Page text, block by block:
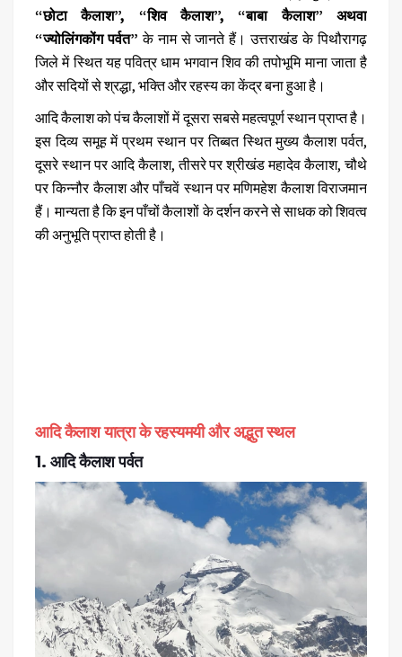
“छोटा कैलाश”, “शिव कैलाश”, “बाबा कैलाश” अथवा
“ज्योलिंगकोंग पर्वत” के नाम से जानते हैं। उत्तराखंड के पिथौरागढ़
जिले में स्थित यह पवित्र धाम भगवान शिव की तपोभूमि माना जाता है
और सदियों से श्रद्धा, भक्ति और रहस्य का केंद्र बना हुआ है।
आदि कैलाश को पंच कैलाशों में दूसरा सबसे महत्वपूर्ण स्थान प्राप्त है।
इस दिव्य समूह में प्रथम स्थान पर तिब्बत स्थित मुख्य कैलाश पर्वत,
दूसरे स्थान पर आदि कैलाश, तीसरे पर श्रीखंड महादेव कैलाश, चौथे
पर किन्नौर कैलाश और पाँचवें स्थान पर मणिमहेश कैलाश विराजमान
हैं। मान्यता है कि इन पाँचों कैलाशों के दर्शन करने से साधक को शिवत्व
की अनुभूति प्राप्त होती है।
आदि कैलाश यात्रा के रहस्यमयी और अद्भुत स्थल
1. आदि कैलाश पर्वत